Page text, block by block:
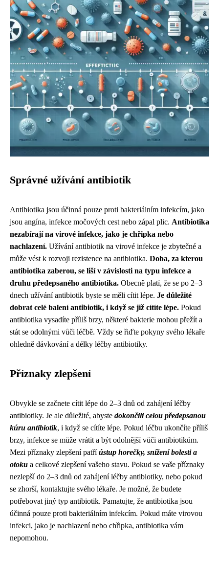
Správné užívání antibiotik
Antibiotika jsou účinná pouze proti bakteriálním infekcím, jako
jsou angína, infekce močových cest nebo zápal plic. Antibiotika
nezabírají na virové infekce, jako je chřipka nebo
nachlazení. Užívání antibiotik na virové infekce je zbytečné a
může vést k rozvoji rezistence na antibiotika. Doba, za kterou
antibiotika zaberou, se liší v závislosti na typu infekce a
druhu předepsaného antibiotika. Obecně platí, že se po 2–3
dnech užívání antibiotik byste se měli cítit lépe. Je důležité
dobrat celé balení antibiotik, i když se již cítíte lépe. Pokud
antibiotika vysadíte příliš brzy, některé bakterie mohou přežít a
stát se odolnými vůči léčbě. Vždy se řiďte pokyny svého lékaře
ohledně dávkování a délky léčby antibiotiky.
Příznaky zlepšení
Obvykle se začnete cítit lépe do 2–3 dnů od zahájení léčby
antibiotiky. Je ale důležité, abyste dokončili celou předepsanou
kúru antibiotik, i když se cítíte lépe. Pokud léčbu ukončíte příliš
brzy, infekce se může vrátit a být odolnější vůči antibiotikům.
Mezi příznaky zlepšení patříústup horečky, snížení bolesti a
otoku a celkové zlepšení vašeho stavu. Pokud se vaše příznaky
nezlepší do 2–3 dnů od zahájení léčby antibiotiky, nebo pokud
se zhorší, kontaktujte svého lékaře. Je možné, že budete
potřebovat jiný typ antibiotik. Pamatujte, že antibiotika jsou
účinná pouze proti bakteriálním infekcím. Pokud máte virovou
infekci, jako je nachlazení nebo chřipka, antibiotika vám
nepomohou.